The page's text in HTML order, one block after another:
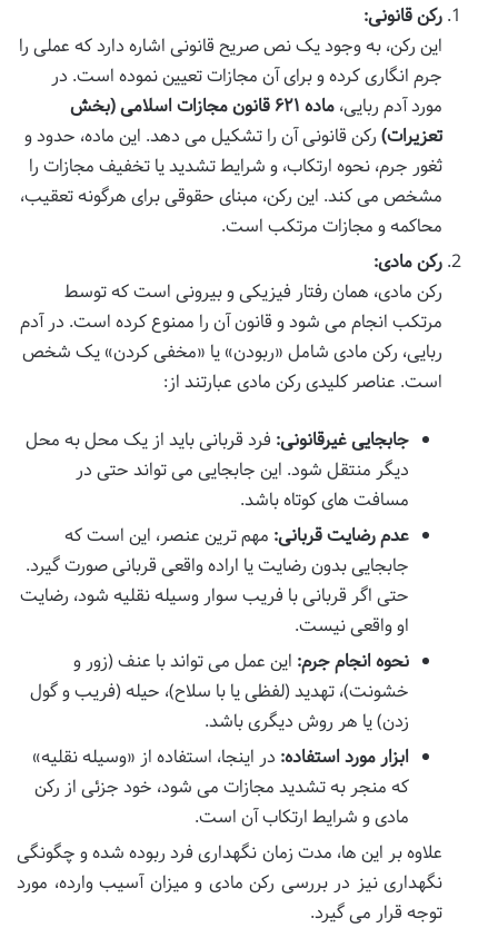
رکن قانونی:
این رکن، به وجود یک نص صریح قانونی اشاره دارد که عملی را
جرم انگاری کرده و برای آن مجازات تعیین نموده است. در
مورد آدم ربایی،
ماده ۶۲۱ قانون مجازات اسلامی (بخش
تعزیرات) رکن قانونی آن را تشکیل می دهد. این ماده، حدود و
ثغور جرم، نحوه ارتکاب، و شرایط تشدید یا تخفیف مجازات را
مشخص می کند. این رکن، مبنای حقوقی برای هرگونه تعقیب،
محاکمه و مجازات مرتکب است.
رکن مادی:
رکن مادی، همان رفتار فیزیکی و بیرونی است که توسط
مرتکب انجام می شود و قانون آن را ممنوع کرده است. در آدم
ربایی، رکن مادی شامل «ربودن» یا «مخفی کردن» یک شخص
است. عناصر کلیدی رکن مادی عبارتند از:
جابجایی غیرقانونی: فرد قربانی باید از یک محل به محل
دیگر منتقل شود. این جابجایی می تواند حتی در
مسافت های کوتاه باشد.
عدم رضایت قربانی: مهم ترین عنصر، این است که
جابجایی بدون رضایت یا اراده واقعی قربانی صورت گیرد.
حتی اگر قربانی با فریب سوار وسیله نقلیه شود، رضایت
او واقعی نیست.
نحوه انجام جرم: این عمل می تواند با عنف (زور و
خشونت)، تهدید (لفظی یا با سلاح)، حیله (فریب و گول
زدن) یا هر روش دیگری باشد.
ابزار مورد استفاده: در اینجا، استفاده از «وسیله نقلیه»
که منجر به تشدید مجازات می شود، خود جزئی از رکن
مادی و شرایط ارتکاب آن است.
علاوه بر این ها، مدت زمان نگهداری فرد ربوده شده و چگونگی
نگهداری نیز در بررسی رکن مادی و میزان آسیب وارده، مورد
توجه قرار می گیرد.